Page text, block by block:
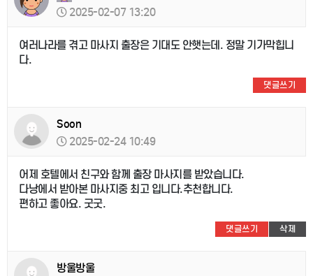
2025-02-07 13:20
여러나라를 겪고 마사지 출장은 기대도 안햇는데. 정말 기가막힙니
다.
댓글쓰기
Soon
2025-02-24 10:49
어제 호텔에서 친구와 함께 출장 마사지를 받았습니다.
다낭에서 받아본 마사지중 최고 입니다.추천합니다.
편하고 좋아요. 굿굿.
댓글쓰기 삭제
방울방울